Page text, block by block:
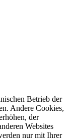
Betrieb der
Andere Cookies,
der
Websites
nur mit Ihrer